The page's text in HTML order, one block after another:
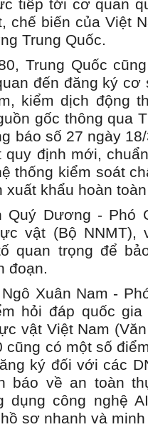
tiếp tới cơ quan
chế biến của Việt
Trung Quốc.
Trung Quốc
đến đăng ký cơ
kiểm dịch động
gốc thông qua
báo số 27 ngày
quy định mới,
thống kiểm soát
xuất khẩu hoàn
Quý Dương - Phó
vật (Bộ NNMT),
quan trọng để
đoạn.
Xuân Nam -
hỏi đáp quốc
vật Việt Nam
cũng có một số
ký đối với các
báo về an toàn
dụng công nghệ
sơ nhanh và